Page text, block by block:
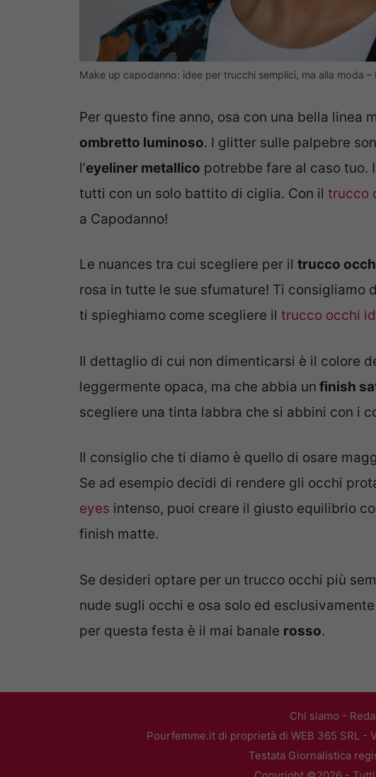
Make up capodanno: idee per trucchi semplici, ma alla moda –
Per questo fine anno, osa con una bella linea
ombretto luminoso. I glitter sulle palpebre
l’eyeliner metallico potrebbe fare al caso tuo.
tutti con un solo battito di ciglia. Con il trucco
a Capodanno!
Le nuances tra cui scegliere per il trucco
rosa in tutte le sue sfumature! Ti consigliamo
ti spieghiamo come scegliere il trucco occhi
Il dettaglio di cui non dimenticarsi è il colore
leggermente opaca, ma che abbia un finish
scegliere una tinta labbra che si abbini con i
Il consiglio che ti diamo è quello di osare
Se ad esempio decidi di rendere gli occhi
eyes intenso, puoi creare il giusto equilibrio
finish matte.
Se desideri optare per un trucco occhi più
nude sugli occhi e osa solo ed
per questa festa è il mai banale rosso.
Chi siamo -
Pourfemme.it di proprietà di WEB 365 SRL -
Testata Giornalistica